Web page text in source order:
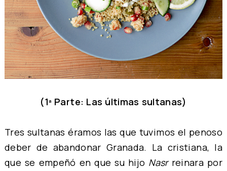
(1ª Parte: Las últimas sultanas)
Tres sultanas éramos las que tuvimos el penoso
deber de abandonar Granada. La cristiana, la
que se empeñó en que su hijo Nasr reinara por